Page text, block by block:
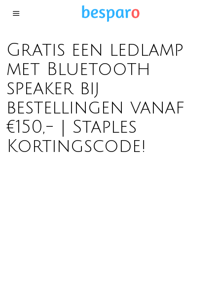
Gratis een ledlamp
met Bluetooth
speaker bij
bestellingen vanaf
€150,- | Staples
Kortingscode!